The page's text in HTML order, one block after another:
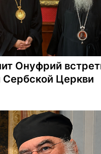
Онуфрий
Сербской Церкви